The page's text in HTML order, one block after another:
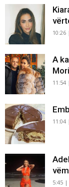
10:26
A
11:54
11:04
5:45 |